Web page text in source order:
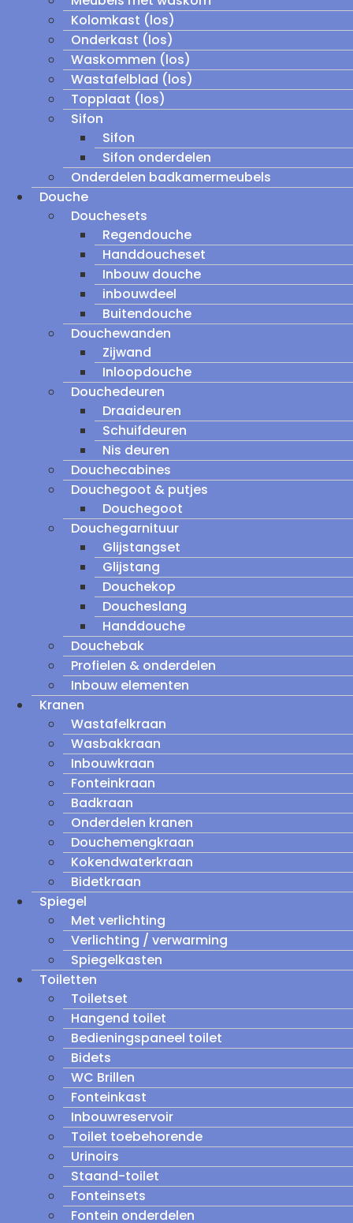
Kolomkast (los)
Onderkast (los)
Waskommen (los)
Wastafelblad (los)
Topplaat (los)
Sifon
Sifon
Sifon onderdelen
Onderdelen badkamermeubels
Douche
Douchesets
Regendouche
Handdoucheset
Inbouw douche
inbouwdeel
Buitendouche
Douchewanden
Zijwand
Inloopdouche
Douchedeuren
Draaideuren
Schuifdeuren
Nis deuren
Douchecabines
Douchegoot & putjes
Douchegoot
Douchegarnituur
Glijstangset
Glijstang
Douchekop
Doucheslang
Handdouche
Douchebak
Profielen & onderdelen
Inbouw elementen
Kranen
Wastafelkraan
Wasbakkraan
Inbouwkraan
Fonteinkraan
Badkraan
Onderdelen kranen
Douchemengkraan
Kokendwaterkraan
Bidetkraan
Spiegel
Met verlichting
Verlichting / verwarming
Spiegelkasten
Toiletten
Toiletset
Hangend toilet
Bedieningspaneel toilet
Bidets
WC Brillen
Fonteinkast
Inbouwreservoir
Toilet toebehorende
Urinoirs
Staand-toilet
Fonteinsets
Fontein onderdelen